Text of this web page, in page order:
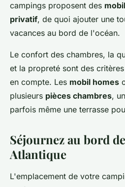
campings proposent des
privatif, de quoi ajouter une
vacances au bord de l'océan.
Le confort des chambres, la
et la propreté sont des
en compte. Les mobil homes
plusieurs pièces chambres,
parfois même une terrasse
Séjournez au bord
Atlantique
L'emplacement de votre